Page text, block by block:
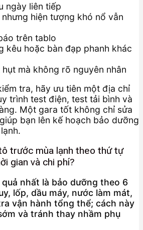
ngày liên tiếp
hiện tượng khó nổ vẫn
trên tablo
kêu hoặc bàn đạp phanh khác
mà không rõ nguyên nhân
tra, hãy ưu tiên một địa chỉ
trình test điện, test tải bình và
Một gara tốt không chỉ sửa
bạn lên kế hoạch bảo dưỡng
trước mùa lạnh theo thứ tự
gian và chi phí?
nhất là bảo dưỡng theo 6
lốp, dầu máy, nước làm mát,
vận hành tổng thể; cách này
và tránh thay nhầm phụ